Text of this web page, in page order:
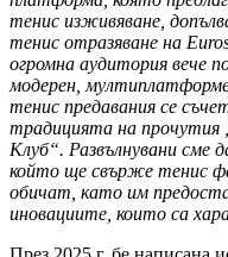
тенис изживяване,
тенис отразяване на
огромна аудитория вече
модерен,
тенис предавания се
традицията на прочутия
Клуб“. Развълнувани сме
който ще свърже тенис
обичат, като им
иновациите, които са